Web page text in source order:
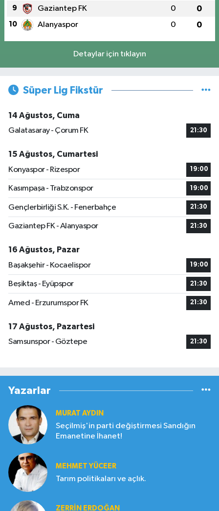
9 Gaziantep FK 0 0
10 Alanyaspor 0 0
Detaylar için tıklayın
Süper Lig Fikstür
14 Ağustos, Cuma
Galatasaray - Çorum FK
21:30
15 Ağustos, Cumartesi
Konyaspor - Rizespor
19:00
Kasımpaşa - Trabzonspor 19:00
Gençlerbirliği S.K. - Fenerbahçe 21:30
Gaziantep FK - Alanyaspor 21:30
16 Ağustos, Pazar
Başakşehir - Kocaelispor
19:00
Beşiktaş - Eyüpspor 21:30
Amed - Erzurumspor FK 21:30
17 Ağustos, Pazartesi
Samsunspor - Göztepe
21:30
Yazarlar
MURAT AYDIN
Seçilmiş'in parti değiştirmesi Sandığın
Emanetine İhanet!
MEHMET YÜCEER
Tarım politikaları ve açlık.
ZERRIN ERDOĞAN